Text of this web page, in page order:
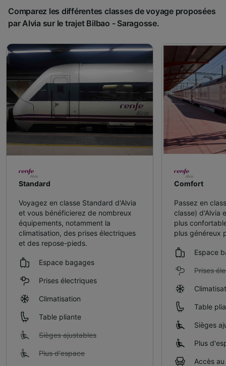
Comparez les différentes classes de voyage proposées
par Alvia sur le trajet Bilbao - Saragosse.
Standard
Voyagez en classe Standard d'Alvia
et vous bénéficierez de nombreux
équipements, notamment la
climatisation, des prises électriques
et des repose-pieds.
Espace bagages
Prises électriques
Climatisation
Table pliante
Sièges ajustables
Plus d'espace
Comfort
Passez en
classe) d'Alvia
plus
plus généreux
Espace
Prises
Table
Sièges
Plus
Accès